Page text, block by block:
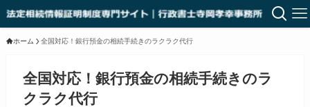
ホーム 全国対応！銀行預金の相続手続きのラクラク代行
全国対応！銀行預金の相続手続きのラ
クラク代行